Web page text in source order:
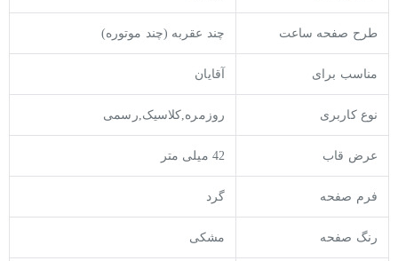
طرح صفحه ساعت چند عقربه (چند موتوره)
مناسب برای آقایان
نوع کاربری روزمره,کلاسیک,رسمی
عرض قاب 42 میلی متر
فرم صفحه گرد
رنگ صفحه مشکی